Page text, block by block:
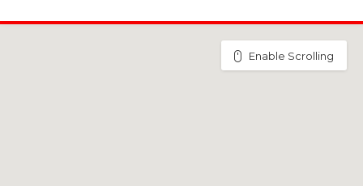
Enable Scrolling